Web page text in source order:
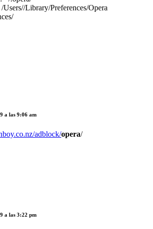
Users//Library/Preferences/Opera
a las 9:06 am
adblock/opera/
a las 3:22 pm